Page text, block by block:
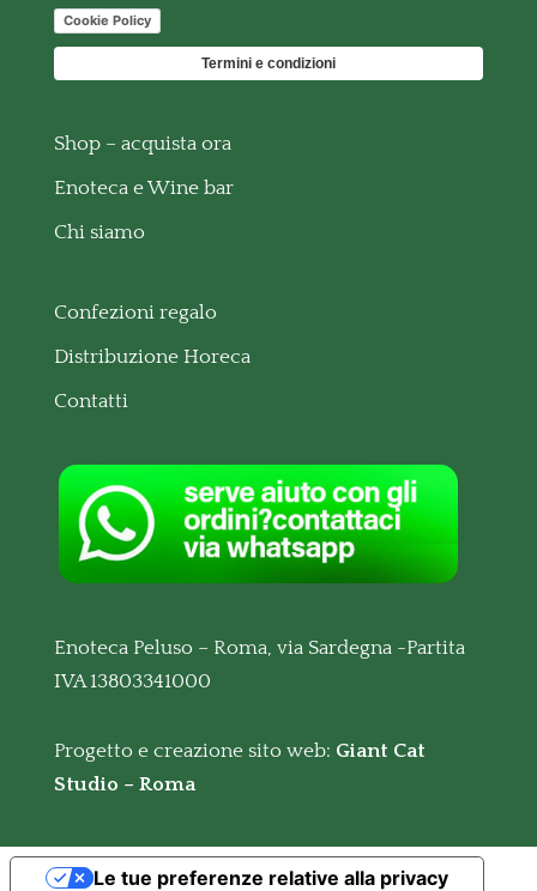
Cookie Policy
Termini e condizioni
Shop – acquista ora
Enoteca e Wine bar
Chi siamo
Confezioni regalo
Distribuzione Horeca
Contatti
Enoteca Peluso – Roma, via Sardegna -Partita
IVA 13803341000
Progetto e creazione sito web: Giant Cat
Studio – Roma
Le tue preferenze relative alla privacy